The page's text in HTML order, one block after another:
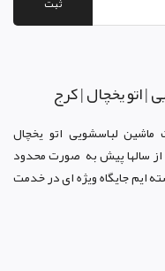
| اتو یخچال | کرج
ماشین لباسشویی اتو یخچال
از سالها پیش به صورت محدود
ایم جایگاه ویژه ای در خدمت